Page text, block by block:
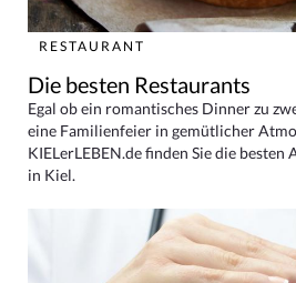
RESTAURANT
Die besten Restaurants
Egal ob ein romantisches Dinner zu
eine Familienfeier in gemütlicher
KIELerLEBEN.de finden Sie die besten
in Kiel.